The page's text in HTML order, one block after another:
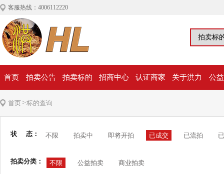
客服热线：4006112220
首页 拍卖公告 拍卖标的 招商中心 认证商家 关于洪力 公
首页>标的查询
状 态： 不限 拍卖中 即将开拍 已成交 已流拍
拍卖分类： 不限 公益拍卖 商业拍卖